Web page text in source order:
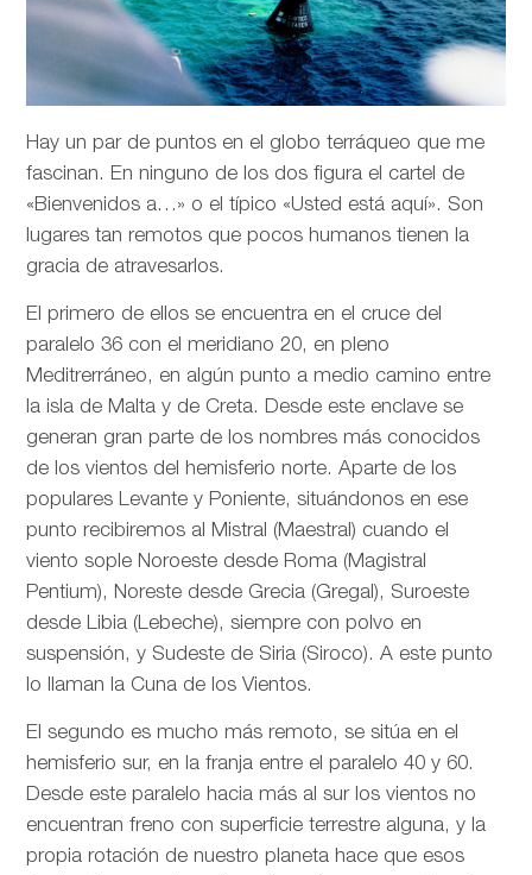
Hay un par de puntos en el globo terráqueo que me
fascinan. En ninguno de los dos figura el cartel de
«Bienvenidos a…» o el típico «Usted está aquí». Son
lugares tan remotos que pocos humanos tienen la
gracia de atravesarlos.
El primero de ellos se encuentra en el cruce del
paralelo 36 con el meridiano 20, en pleno
Meditrerráneo, en algún punto a medio camino entre
la isla de Malta y de Creta. Desde este enclave se
generan gran parte de los nombres más conocidos
de los vientos del hemisferio norte. Aparte de los
populares Levante y Poniente, situándonos en ese
punto recibiremos al Mistral (Maestral) cuando el
viento sople Noroeste desde Roma (Magistral
Pentium), Noreste desde Grecia (Gregal), Suroeste
desde Libia (Lebeche), siempre con polvo en
suspensión, y Sudeste de Siria (Siroco). A este punto
lo llaman la Cuna de los Vientos.
El segundo es mucho más remoto, se sitúa en el
hemisferio sur, en la franja entre el paralelo 40 y 60.
Desde este paralelo hacia más al sur los vientos no
encuentran freno con superficie terrestre alguna, y la
propia rotación de nuestro planeta hace que esos